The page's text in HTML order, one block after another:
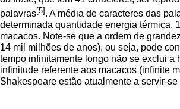
palavras[5] . A média de caracteres das
determinada quantidade energia térmica,
macacos. Note-se que a ordem de
14 mil milhões de anos), ou seja, pode
tempo infinitamente longo não se exclui a
infinitude referente aos macacos (infinite
Shakespeare estão atualmente a servir-